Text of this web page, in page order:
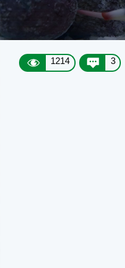
1214 3